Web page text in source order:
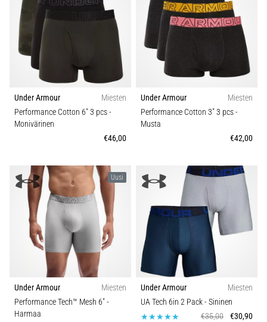
Under Armour
Miesten
Performance Cotton 6" 3 pcs-
Monivärinen
€46,00
Under Armour
Miesten
Performance Cotton 3" 3 pcs-
Musta
€42,00
Uusi
Under Armour
Miesten
Performance Tech™ Mesh 6"-
Harmaa
Under Armour
Miesten
UA Tech 6in 2 Pack- Sininen
€35,00
€30,90